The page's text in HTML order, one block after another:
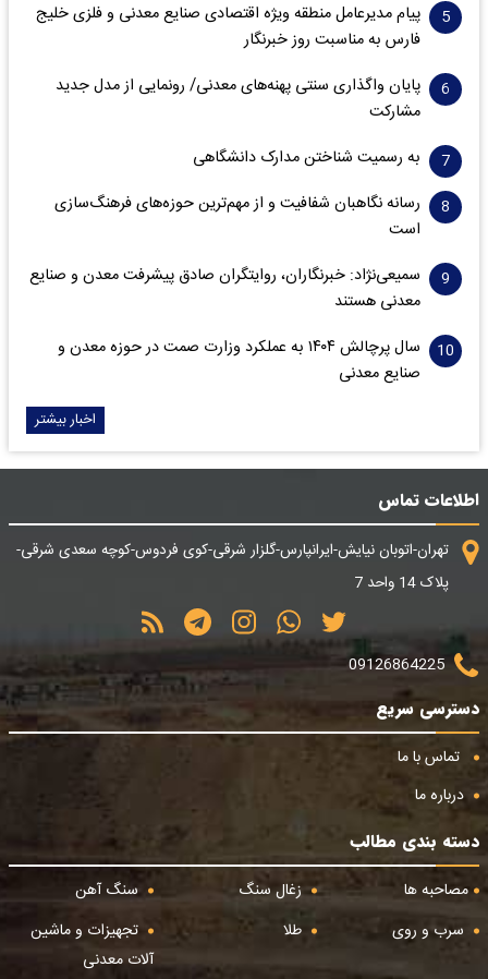
پیام مدیرعامل منطقه ویژه اقتصادی صنایع معدنی و فلزی خلیج
فارس به مناسبت روز خبرنگار‌
پایان واگذاری‌ سنتی پهنه‌های معدنی/ رونمایی از مدل جدید
مشارکت
به رسمیت شناختن مدارک دانشگاهی
رسانه نگاهبان شفافیت و از مهم‌ترین حوزه‌های فرهنگ‌سازی
است
سمیعی‌نژاد: خبرنگاران، روایتگران صادق پیشرفت معدن و صنایع
معدنی هستند
سال پرچالش ۱۴۰۴ به عملکرد وزارت صمت در حوزه معدن و
صنایع معدنی
اخبار بیشتر
اطلاعات تماس
تهران-اتوبان نیایش-ایرانپارس-گلزار شرقی-کوی فردوس-کوچه سعدی شرقی-
پلاک 14 واحد 7
09126864225
دسترسی سریع
تماس با ما
درباره ما
دسته بندی مطالب
مصاحبه ها
زغال سنگ
سنگ آهن
سرب و روی
طلا
تجهیزات و ماشین
آلات معدنی